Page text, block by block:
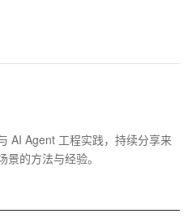
AI Agent 工程实践，持续分享来
的方法与经验。